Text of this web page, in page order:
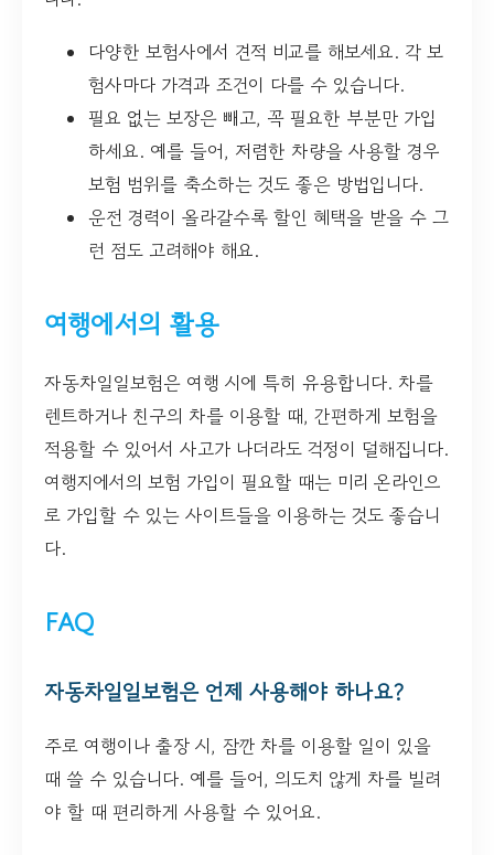
다양한 보험사에서 견적 비교를 해보세요. 각 보
험사마다 가격과 조건이 다를 수 있습니다.
필요 없는 보장은 빼고, 꼭 필요한 부분만 가입
하세요. 예를 들어, 저렴한 차량을 사용할 경우
보험 범위를 축소하는 것도 좋은 방법입니다.
운전 경력이 올라갈수록 할인 혜택을 받을 수 그
런 점도 고려해야 해요.
여행에서의 활용
자동차일일보험은 여행 시에 특히 유용합니다. 차를
렌트하거나 친구의 차를 이용할 때, 간편하게 보험을
적용할 수 있어서 사고가 나더라도 걱정이 덜해집니다.
여행지에서의 보험 가입이 필요할 때는 미리 온라인으
로 가입할 수 있는 사이트들을 이용하는 것도 좋습니
다.
FAQ
자동차일일보험은 언제 사용해야 하나요?
주로 여행이나 출장 시, 잠깐 차를 이용할 일이 있을
때 쓸 수 있습니다. 예를 들어, 의도치 않게 차를 빌려
야 할 때 편리하게 사용할 수 있어요.